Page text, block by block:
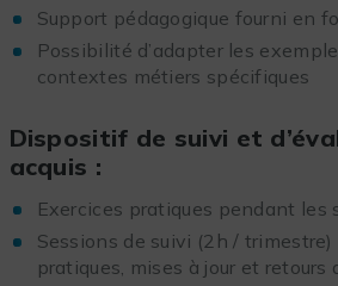
Support pédagogique fourni en
Possibilité d’adapter les
contextes métiers spécifiques
Dispositif de suivi et
acquis :
Exercices pratiques pendant les
Sessions de suivi (2h / trimestre)
pratiques, mises à jour et retours